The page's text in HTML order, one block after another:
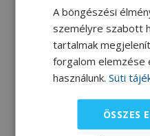
A böngészési
személyre szabott
tartalmak
forgalom elemzése
használunk. Süti
ÖSSZES